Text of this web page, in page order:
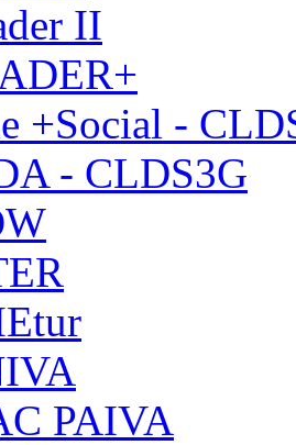
II
+Social -
- CLDS3G
PAIVA